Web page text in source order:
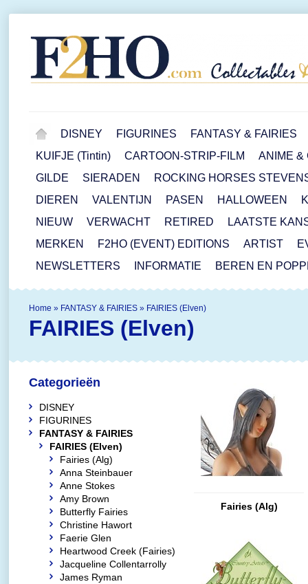
DISNEY FIGURINES
FANTASY & FAIRIES
KUIFJE (Tintin)
CARTOON-STRIP-FILM
ANIME &
GILDE
SIERADEN
ROCKING HORSES
DIEREN
VALENTIJN PASEN HALLOWEEN
NIEUW
VERWACHT RETIRED
LAATSTE
MERKEN
F2HO (EVENT) EDITIONS ARTIST
NEWSLETTERS
INFORMATIE BEREN EN
Home » FANTASY & FAIRIES » FAIRIES (Elven)
FAIRIES (Elven)
Fairies (Alg)
Categorieën
DISNEY
FIGURINES
FANTASY & FAIRIES
FAIRIES (Elven)
Fairies (Alg)
Anna Steinbauer
Anne Stokes
Amy Brown
Butterfly Fairies
Christine Hawort
Faerie Glen
Heartwood Creek (Fairies)
Jacqueline Collentarrolly
James Ryman